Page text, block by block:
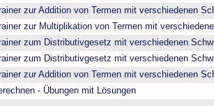
zur Addition von Termen mit verschiedenen
zur Multiplikation von Termen mit
zum Distributivgesetz mit verschiedenen
zum Distributivgesetz mit verschiedenen
zur Addition von Termen mit verschiedenen
- Übungen mit Lösungen